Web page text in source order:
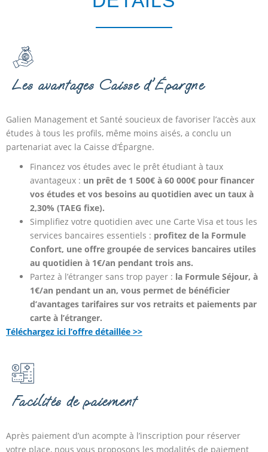
Les avantages Caisse d'Épargne
Galien Management et Santé soucieux de favoriser l’accès aux
études à tous les profils, même moins aisés, a conclu un
partenariat avec la Caisse d’Épargne.
Financez vos études avec le prêt étudiant à taux
avantageux : un prêt de 1 500€ à 60 000€ pour financer
vos études et vos besoins au quotidien avec un taux à
2,30% (TAEG fixe).
Simplifiez votre quotidien avec une Carte Visa et tous les
services bancaires essentiels : profitez de la Formule
Confort, une offre groupée de services bancaires utiles
au quotidien à 1€/an pendant trois ans.
Partez à l’étranger sans trop payer : la Formule Séjour, à
1€/an pendant un an, vous permet de bénéficier
d’avantages tarifaires sur vos retraits et paiements par
carte à l’étranger.
Téléchargez ici l’offre détaillée >>
Facilités de paiement
Après paiement d’un acompte à l’inscription pour réserver
votre place, nous vous proposons les modalités de paiement